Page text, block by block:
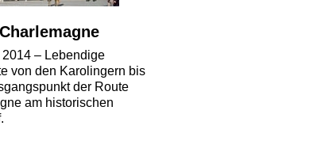
2014 – Lebendige
von den Karolingern bis
der Route
am historischen